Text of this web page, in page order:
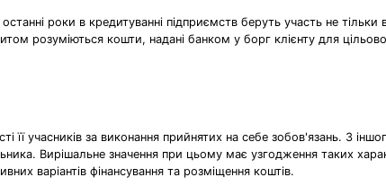
роки в кредитуванні підприємств беруть участь не тільки
розуміються кошти, надані банком у борг клієнту для
її учасників за виконання прийнятих на себе зобов'язань. З
Вирішальне значення при цьому має узгодження таких
варіантів фінансування та розміщення коштів.